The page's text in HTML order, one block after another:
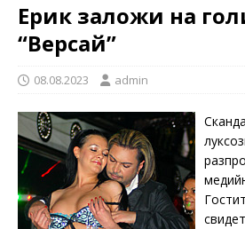
Ерик заложи на
“Версай”
08.08.2023 admin